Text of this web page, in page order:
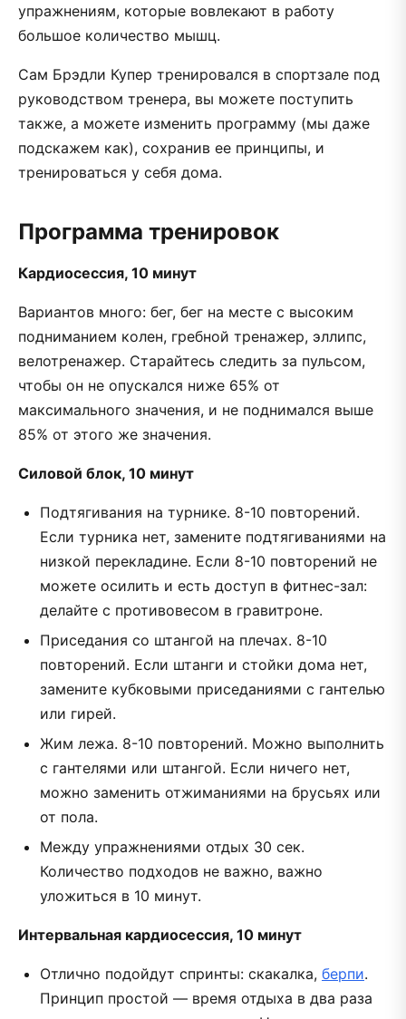
упражнениям, которые вовлекают в работу
большое количество мышц.
Сам Брэдли Купер тренировался в спортзале под
руководством тренера, вы можете поступить
также, а можете изменить программу (мы даже
подскажем как), сохранив ее принципы, и
тренироваться у себя дома.
Программа тренировок
Кардиосессия, 10 минут
Вариантов много: бег, бег на месте с высоким
подниманием колен, гребной тренажер, эллипс,
велотренажер. Старайтесь следить за пульсом,
чтобы он не опускался ниже 65% от
максимального значения, и не поднимался выше
85% от этого же значения.
Силовой блок, 10 минут
Подтягивания на турнике. 8-10 повторений.
Если турника нет, замените подтягиваниями на
низкой перекладине. Если 8-10 повторений не
можете осилить и есть доступ в фитнес-зал:
делайте с противовесом в гравитроне.
Приседания со штангой на плечах. 8-10
повторений. Если штанги и стойки дома нет,
замените кубковыми приседаниями с гантелью
или гирей.
Жим лежа. 8-10 повторений. Можно выполнить
с гантелями или штангой. Если ничего нет,
можно заменить отжиманиями на брусьях или
от пола.
Между упражнениями отдых 30 сек.
Количество подходов не важно, важно
уложиться в 10 минут.
Интервальная кардиосессия, 10 минут
Отлично подойдут спринты: скакалка, берпи.
Принцип простой — время отдыха в два раза